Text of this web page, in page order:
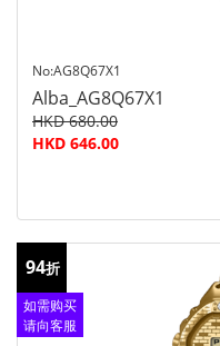
No:AG8Q67X1
Alba_AG8Q67X1
HKD 680.00
HKD 646.00
94折
如需购买
请向客服